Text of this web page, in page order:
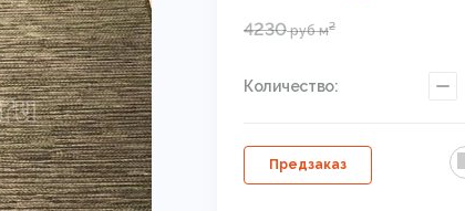
4230рубм2
Количество:
Предзаказ